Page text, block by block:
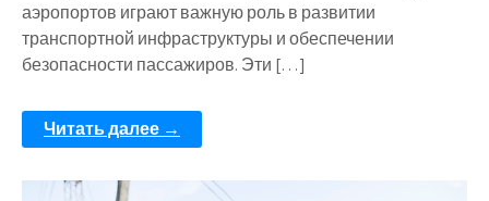
аэропортов играют важную роль в развитии
транспортной инфраструктуры и обеспечении
безопасности пассажиров. Эти […]
Читать далее →